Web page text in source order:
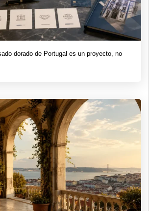
dorado de Portugal es un proyecto, no